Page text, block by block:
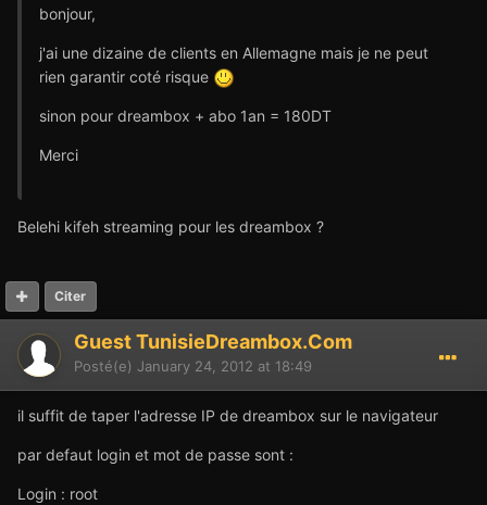
bonjour,
j'ai une dizaine de clients en Allemagne mais je ne peut
rien garantir coté risque
sinon pour dreambox + abo 1an = 180DT
Merci
Belehi kifeh streaming pour les dreambox ?
Citer
Guest TunisieDreambox.Com
Posté(e) January 24, 2012 at 18:49
il suffit de taper l'adresse IP de dreambox sur le navigateur
par defaut login et mot de passe sont :
Login : root